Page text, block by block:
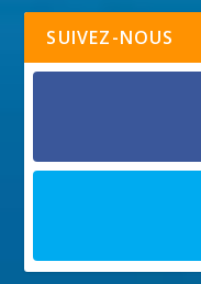
SUIVEZ-NOUS